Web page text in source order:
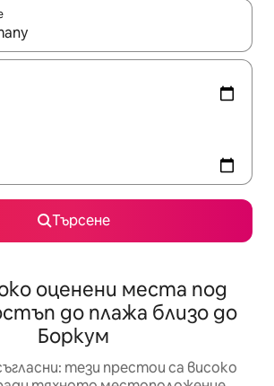
се покажат, използвайте
Търсене
оценени места под
до плажа близо до
Боркум
тези престои са високо